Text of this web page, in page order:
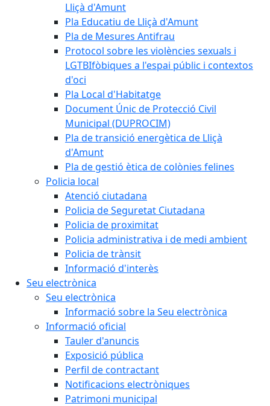
Lliçà d'Amunt
Pla Educatiu de Lliçà d'Amunt
Pla de Mesures Antifrau
Protocol sobre les violències sexuals i
LGTBIfòbiques a l'espai públic i contextos
d'oci
Pla Local d'Habitatge
Document Únic de Protecció Civil
Municipal (DUPROCIM)
Pla de transició energètica de Lliçà
d'Amunt
Pla de gestió ètica de colònies felines
Policia local
Atenció ciutadana
Policia de Seguretat Ciutadana
Policia de proximitat
Policia administrativa i de medi ambient
Policia de trànsit
Informació d'interès
Seu electrònica
Seu electrònica
Informació sobre la Seu electrònica
Informació oficial
Tauler d'anuncis
Exposició pública
Perfil de contractant
Notificacions electròniques
Patrimoni municipal